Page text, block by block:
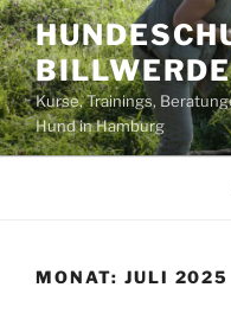
Zum
Inhalt
springen
Kurse, Trainings,
Hund in Hamburg
MONAT: JULI 2025